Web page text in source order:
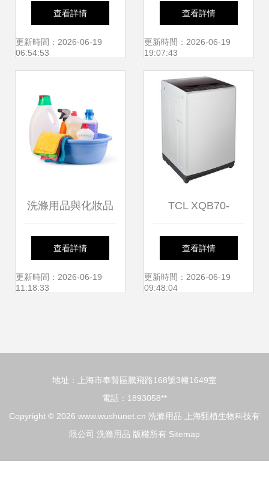
打造卓越清潔與養
護新體驗
查看詳情
更新時間：2026-06-19
06:54:53
評估 從法規遵從到
消費者信任
查看詳情
更新時間：2026-06-19
19:07:43
洗滌用品與化妝品
配方及生產工藝基
礎解析
查看詳情
更新時間：2026-06-19
11:18:33
TCL XQB70-
1578NS 亮灰色 7
公斤全自動洗衣機
查看詳情
更新時間：2026-06-19
09:48:04
地址：上海市奉賢區騰飛路168號3幢1649室
電話：1893058**
Copyright © 2026 www.wushunet.cn 洗滌用品
上海甄植生物科技有
限公司 洗滌用品 版權所有 Sitemap